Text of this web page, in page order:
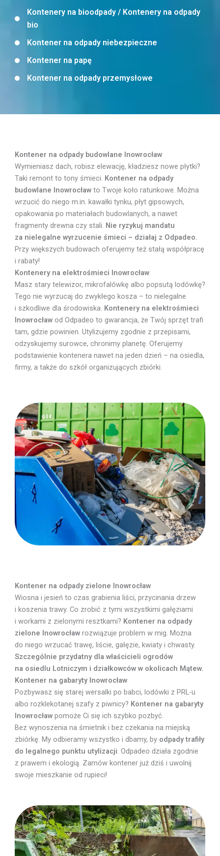
Kontenery na bioodpady / Kontenery na odpady
bio
Kontener na odpady niebezpieczne
Kontener na papę
Kontener na odpady przemysłowe
Kontener na odpady budowlane Inowrocław
Wymieniasz dach, robisz elewację, kładziesz nowe płytki?
Taki remont to tony śmieci. Kontener na odpady
budowlane Inowrocław to Twoje koło ratunkowe. Można
wrzucić do niego m.in. kawałki tynku, płyt gipsowych,
opakowania po materiałach budowlanych, a nawet
fragmenty drewna czy stali. Nie ryzykuj mandatu
za nielegalne wyrzucenie śmieci – działaj z Odpadeo.
Przy większych budowach oferujemy też stałą współpracę
i rabaty!
Kontenery na elektrośmieci Inowrocław
Masz stary telewizor, mikrofalówkę albo popsutą lodówkę?
Tego nie wyrzucaj do zwykłego kosza – to nielegalne
i szkodliwe dla środowiska. Kontenery na elektrośmieci
Inowrocław od Odpadeo to gwarancja, że Twój sprzęt trafi
tam, gdzie powinien. Utylizujemy zgodnie z przepisami,
odzyskujemy surowce, chronimy planetę. Oferujemy
podstawienie kontenera nawet na jeden dzień – na osiedla,
firmy, a także do szkół organizujących zbiórki.
Kontener na odpady zielone Inowrocław
Wiosna i jesień to czas grabienia liści, przycinania drzew
i koszenia trawy. Co zrobić z tymi wszystkimi gałęziami
i workami z zielonymi resztkami? Kontener na odpady
zielone Inowrocław rozwiązuje problem w mig. Można
do niego wrzucać trawę, liście, gałęzie, kwiaty i chwasty.
Szczególnie przydatny dla właścicieli ogrodów
na osiedlu Lotniczym i działkowców w okolicach Mątew.
Kontener na gabaryty Inowrocław
Pozbywasz się starej wersalki po babci, lodówki z PRL-u
albo rozklekotanej szafy z piwnicy? Kontener na gabaryty
Inowrocław pomoże Ci się ich szybko pozbyć.
Bez wynoszenia na śmietnik i bez czekania na miejską
zbiórkę. My odbieramy wszystko i dbamy, by odpady trafiły
do legalnego punktu utylizacji. Odpadeo działa zgodnie
z prawem i ekologią. Zamów kontener już dziś i uwolnij
swoje mieszkanie od rupieci!